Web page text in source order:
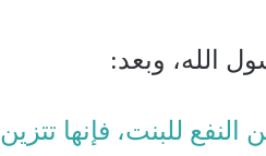
الله، وبعد:
للبنت، فإنها تتزين